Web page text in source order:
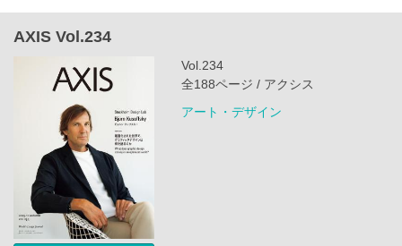
AXIS Vol.234
Vol.234
全188ページ / アクシス
アート・デザイン